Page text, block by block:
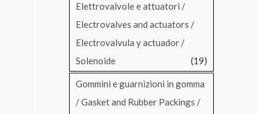
Elettrovalvole e attuatori /
Electrovalves and actuators /
Electrovalvula y actuador /
Solenoide
(19)
Gommini e guarnizioni in gomma
/ Gasket and Rubber Packings /